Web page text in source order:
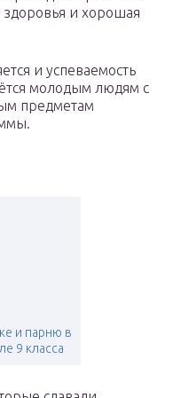
здоровья и хорошая
и успеваемость
молодым людям с
предметам
и парню в
9 класса